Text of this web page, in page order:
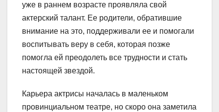
уже в раннем возрасте проявляла свой
актерский талант. Ее родители, обратившие
внимание на это, поддерживали ее и помогали
воспитывать веру в себя, которая позже
помогла ей преодолеть все трудности и стать
настоящей звездой.
Карьера актрисы началась в маленьком
провинциальном театре, но скоро она заметила